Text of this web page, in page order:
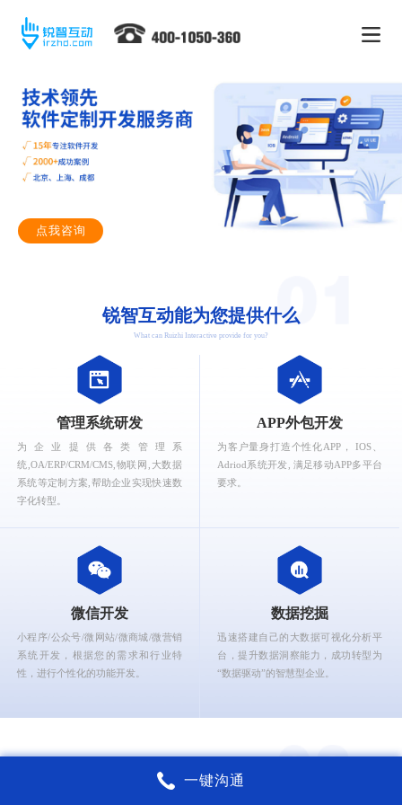
点我咨询
锐智互动能为您提供什么
What can Ruizhi Interactive provide for you?
管理系统研发
为企业提供各类管理系
统,OA/ERP/CRM/CMS,物联网,大数据
系统等定制方案,帮助企业实现快速数
字化转型。
APP外包开发
为客户量身打造个性化APP， IOS、
Adriod系统开发, 满足移动APP多平台
要求。
微信开发
小程序/公众号/微网站/微商城/微营销
系统开发，根据您的需求和行业特
性，进行个性化的功能开发。
数据挖掘
迅速搭建自己的大数据可视化分析平
台，提升数据洞察能力，成功转型为
“数据驱动”的智慧型企业。
锐智互动核心能力
一键沟通